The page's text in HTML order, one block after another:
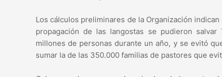
Los cálculos preliminares de la Organización
propagación de las langostas se pudieron
millones de personas durante un año, y se evitó
sumar la de las 350.000 familias de pastores que